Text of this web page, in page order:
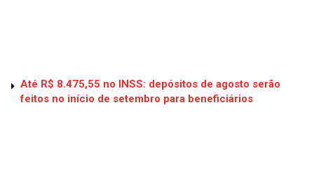
Até R$ 8.475,55 no INSS: depósitos de agosto serão
feitos no início de setembro para beneficiários